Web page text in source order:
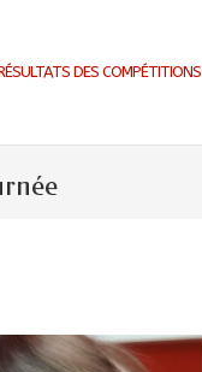
DES COMPÉTITIONS